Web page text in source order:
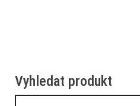
Vyhledat produkt